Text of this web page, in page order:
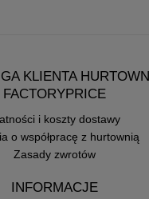
KLIENTA HURTOWNI
FACTORYPRICE
i koszty dostawy
o współpracę z hurtownią
Zasady zwrotów
INFORMACJE